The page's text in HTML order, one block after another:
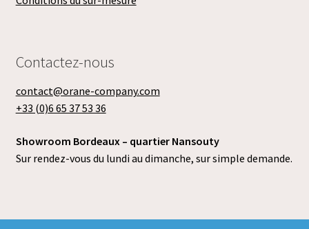
Contactez-nous
contact@orane-company.com
+33 (0)6 65 37 53 36
Showroom Bordeaux – quartier Nansouty
Sur rendez-vous du lundi au dimanche, sur simple demande.